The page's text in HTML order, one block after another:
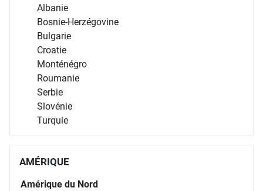
Albanie
Bosnie-Herzégovine
Bulgarie
Croatie
Monténégro
Roumanie
Serbie
Slovénie
Turquie
AMÉRIQUE
Amérique du Nord